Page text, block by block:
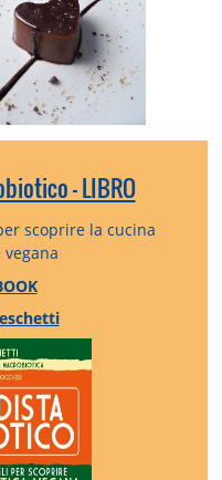
- LIBRO
scoprire la cucina